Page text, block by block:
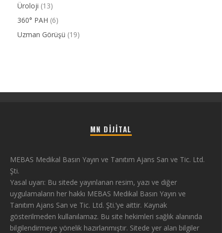
Üroloji (13)
360° PAH (6)
Uzman Görüşü (19)
MN DIJITAL
MEBAS Medikal Basın Yayın ve Tanıtım Ajans San ve Tic. Ltd.
Şti.
Yasal uyarı: Bu sitede yayınlanan resim, yazı ve diğer
uygulamaların her hakkı MEBAS Medikal Basın Yayın ve
Tanıtım Ajans San ve Tic. Ltd. Şti.’ye aittir. Kaynak
gösterilmeden kullanılamaz. Bu site hekimleri sağlık alanında
bilgilendirmeye yönelik hazırlanmıştır. Sitede yer alan bilgiler